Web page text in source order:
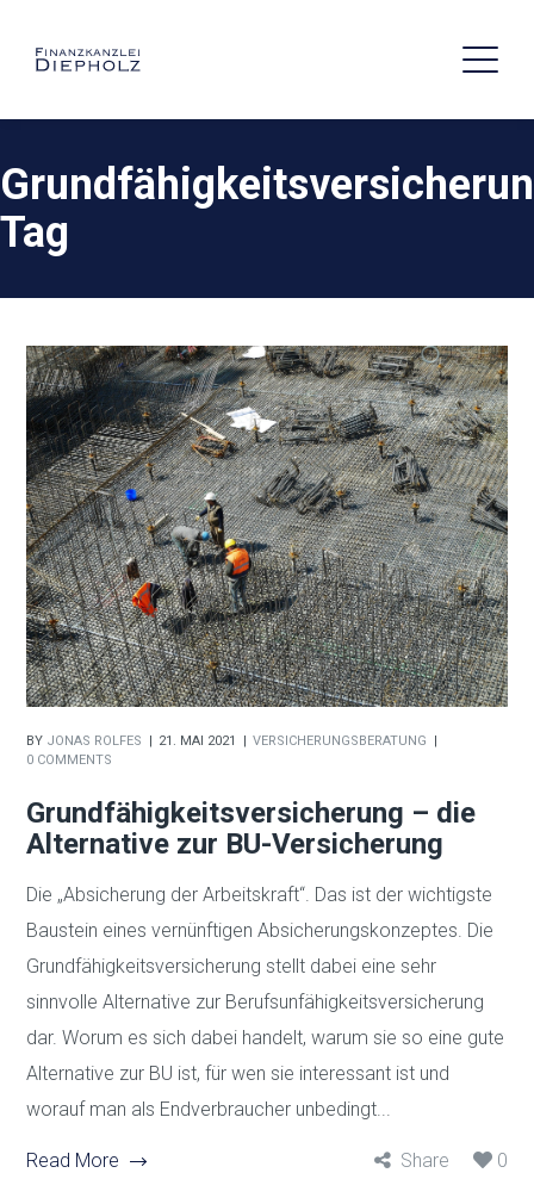
Tag
BY JONAS ROLFES 21. MAI 2021
VERSICHERUNGSBERATUNG
0 COMMENTS
Grundfähigkeitsversicherung – die
Alternative zur BU-Versicherung
Die „Absicherung der Arbeitskraft“. Das ist der wichtigste
Baustein eines vernünftigen Absicherungskonzeptes. Die
Grundfähigkeitsversicherung stellt dabei eine sehr
sinnvolle Alternative zur Berufsunfähigkeitsversicherung
dar. Worum es sich dabei handelt, warum sie so eine gute
Alternative zur BU ist, für wen sie interessant ist und
worauf man als Endverbraucher unbedingt...
Read More Share 0